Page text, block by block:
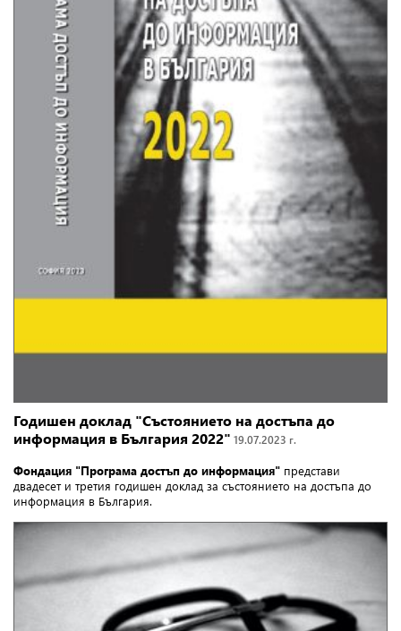
Годишен доклад "Състоянието на достъпа до
информация в България 2022" 19.07.2023 г.
Фондация "Програма достъп до информация" представи
двадесет и третия годишен доклад за състоянието на достъпа до
информация в България.